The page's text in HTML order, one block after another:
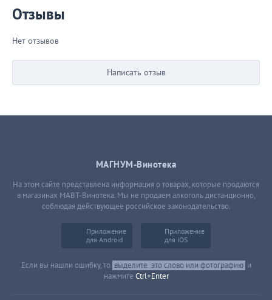
Отзывы
Нет отзывов
Написать отзыв
МАГНУМ-Винотека
На этом сайте представлена информация о товарах, которые продаются
в магазинах МАВТ-Винотека. Мы не продаем алкоголь дистанционно,
соблюдая действующее российское законодательство.
Приложение
для Android
Приложение
для iOS
Если вы нашли ошибку, то выделите это слово или фотографию и
нажмите Ctrl+Enter